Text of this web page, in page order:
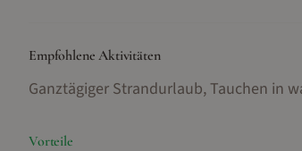
Empfohlene Aktivitäten
Ganztägiger Strandurlaub, Tauchen in
Vorteile